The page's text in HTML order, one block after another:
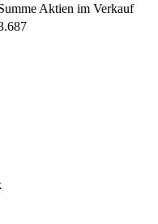
Aktien im Verkauf